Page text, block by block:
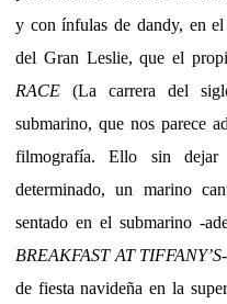
y con ínfulas de dandy, en
del Gran Leslie, que el
RACE (La carrera del
submarino, que nos parece
filmografía. Ello sin
determinado, un marino
sentado en el submarino -
BREAKFAST AT TIFFANY’S
de fiesta navideña en la